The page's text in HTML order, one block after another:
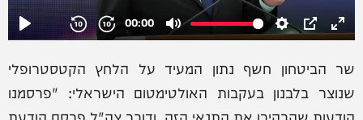
שר הביטחון חשף נתון המעיד על הלחץ הקטסטרופלי
שנוצר בלבנון בעקבות האולטימטום הישראלי: "פרסמנו